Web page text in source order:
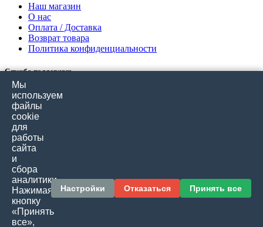
Наш магазин
О нас
Оплата / Доставка
Возврат товара
Политика конфиденциальности
Служба поддержки
Связаться с нами
Отзывы покупателей
Карта сайта
Дополнительно
Подарочные сертификаты
Товары со скидкой
Личный кабинет
Мы
используем
файлы
cookie
для
работы
сайта
и
сбора
аналитики.
Нажимая
кнопку
«Принять
все»,
Настройки Отказаться Принять все